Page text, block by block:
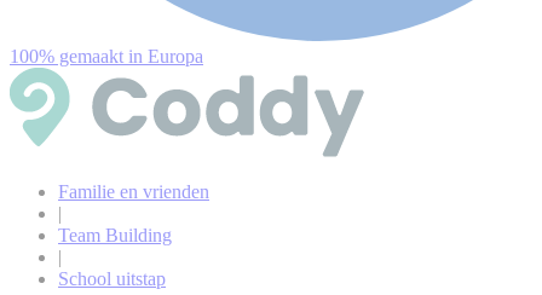
100% gemaakt in Europa
Familie en vrienden
|
Team Building
|
School uitstap